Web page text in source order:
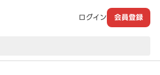
ログイン 会員登録